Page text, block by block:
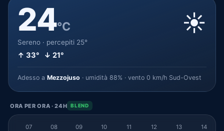
24°C
Sereno · percepiti 25°
↑ 33° ↓ 21°
☀️
Adesso a Mezzojuso · umidità 88% · vento 0 km/h Sud-Ovest
ORA PER ORA · 24H BLEND
07 08 09 10 11 12 13 14